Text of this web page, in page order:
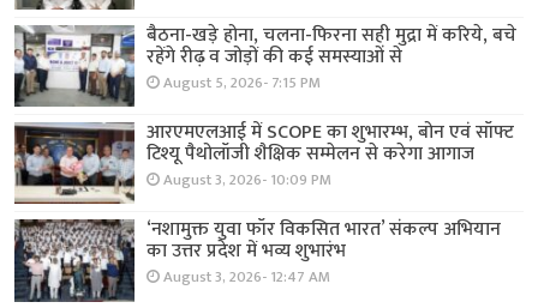
बैठना-खड़े होना, चलना-फिरना सही मुद्रा में करिये, बचे
रहेंगे रीढ़ व जोड़ों की कई समस्याओं से
August 5, 2026- 7:15 PM
आरएमएलआई में SCOPE का शुभारम्भ, बोन एवं सॉफ्ट
टिश्यू पैथोलॉजी शैक्षिक सम्मेलन से करेगा आगाज
August 3, 2026- 10:09 PM
‘नशामुक्त युवा फॉर विकसित भारत’ संकल्प अभियान
का उत्तर प्रदेश में भव्य शुभारंभ
August 3, 2026- 12:47 AM